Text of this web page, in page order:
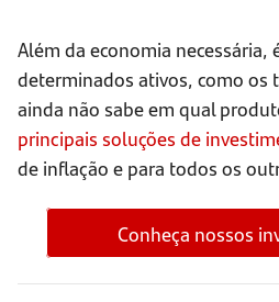
Além da economia necessária,
determinados ativos, como os
ainda não sabe em qual
principais soluções de
de inflação e para todos os
Conheça nossos